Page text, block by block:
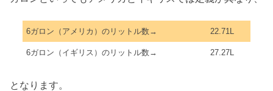
6ガロン（アメリカ）のリットル数→ 22.71L
6ガロン（イギリス）のリットル数→ 27.27L
となります。